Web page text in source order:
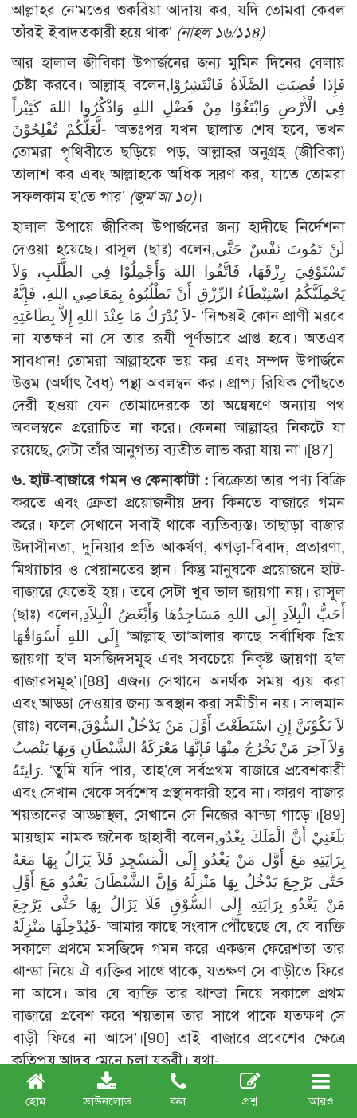
হোম ডাউনলোড কল প্রশ্ন আরও
আল্লাহর নে‘মতের শুকরিয়া আদায় কর, যদি তোমরা কেবল
তাঁরই ইবাদতকারী হয়ে থাক’ (নাহল ১৬/১১৪)।
আর হালাল জীবিকা উপার্জনের জন্য মুমিন দিনের বেলায়
চেষ্টা করবে। আল্লাহ বলেন,فَإِذَا قُضِيَتِ الصَّلَاةُ فَانْتَشِرُوْا
فِي الْأَرْضِ وَابْتَغُوْا مِنْ فَضْلِ اللهِ وَاذْكُرُوا اللهَ كَثِيْراً
لَّعَلَّكُمْ تُفْلِحُوْنَ- ‘অতঃপর যখন ছালাত শেষ হবে, তখন
তোমরা পৃথিবীতে ছড়িয়ে পড়, আল্লাহর অনুগ্রহ (জীবিকা)
তালাশ কর এবং আল্লাহকে অধিক স্মরণ কর, যাতে তোমরা
সফলকাম হ’তে পার’ (জুম‘আ ১০)।
হালাল উপায়ে জীবিকা উপার্জনের জন্য হাদীছে নির্দেশনা
দেওয়া হয়েছে। রাসূল (ছাঃ) বলেন,لَنْ تَمُوتَ نَفْسٌ حَتَّى
تَسْتَوْفِيَ رِزْقَهَا، فَاتَّقُوا اللهَ وَأَجْمِلُوْا فِي الطَّلَبِ، وَلاَ
يَحْمِلَنَّكُمُ اسْتِبْطَاءُ الرِّزْقِ أَنْ تَطْلُبُوهُ بِمَعَاصِي اللهِ، فَإِنَّهُ
لاَ يُدْرَكُ مَا عِنْدَ اللهِ إِلاَّ بِطَاعَتِهِ- ‘নিশ্চয়ই কোন প্রাণী মরবে
না যতক্ষণ না সে তার রূযী পূর্ণভাবে প্রাপ্ত হবে। অতএব
সাবধান! তোমরা আল্লাহকে ভয় কর এবং সম্পদ উপার্জনে
উত্তম (অর্থাৎ বৈধ) পন্থা অবলম্বন কর। প্রাপ্য রিযিক পৌঁছতে
দেরী হওয়া যেন তোমাদেরকে তা অন্বেষণে অন্যায় পথ
অবলম্বনে প্ররোচিত না করে। কেননা আল্লাহর নিকটে যা
রয়েছে, সেটা তাঁর আনুগত্য ব্যতীত লাভ করা যায় না’।[87]
৬. হাট-বাজারে গমন ও কেনাকাটা :বিক্রেতা তার পণ্য বিক্রি
করতে এবং ক্রেতা প্রয়োজনীয় দ্রব্য কিনতে বাজারে গমন
করে। ফলে সেখানে সবাই থাকে ব্যতিব্যস্ত। তাছাড়া বাজার
উদাসীনতা, দুনিয়ার প্রতি আকর্ষণ, ঝগড়া-বিবাদ, প্রতারণা,
মিথ্যাচার ও খেয়ানতের স্থান। কিন্তু মানুষকে প্রয়োজনে হাট-
বাজারে যেতেই হয়। তবে সেটা খুব ভাল জায়গা নয়। রাসূল
(ছাঃ) বলেন,أَحَبُّ الْبِلاَدِ إِلَى اللهِ مَسَاجِدُهَا وَأَبْغَضُ الْبِلاَدِ
إِلَى اللهِ أَسْوَاقُهَا ‘আল্লাহ তা‘আলার কাছে সর্বাধিক প্রিয়
জায়গা হ’ল মসজিদসমূহ এবং সবচেয়ে নিকৃষ্ট জায়গা হ’ল
বাজারসমূহ’।[88] এজন্য সেখানে অনর্থক সময় ব্যয় করা
এবং আড্ডা দেওয়ার জন্য অবস্থান করা সমীচীন নয়। সালমান
(রাঃ) বলেন,لاَ تَكُوْنَنَّ إِنِ اسْتَطَعْتَ أَوَّلَ مَنْ يَدْخُلُ السُّوْقَ
وَلاَ آخِرَ مَنْ يَخْرُجُ مِنْهَا فَإِنَّهَا مَعْرَكَةُ الشَّيْطَانِ وَبِهَا يَنْصِبُ
رَايَتَهُ. ‘তুমি যদি পার, তাহ’লে সর্বপ্রথম বাজারে প্রবেশকারী
এবং সেখান থেকে সর্বশেষ প্রস্থানকারী হবে না। কারণ বাজার
শয়তানের আড্ডাস্থল, সেখানে সে নিজের ঝান্ডা গাড়ে’।[89]
মায়ছাম নামক জনৈক ছাহাবী বলেন,بَلَغَنِيْ أَنَّ الْمَلَكَ يَغْدُو
بِرَايَتِهِ مَعَ أَوَّلِ مَنْ يَغْدُو إِلَى الْمَسْجِدِ فَلاَ يَزَالُ بِهَا مَعَهُ
حَتَّى يَرْجِعَ يَدْخُلُ بِهَا مَنْزِلَهُ وَإِنَّ الشَّيْطَانَ يَغْدُو مَعَ أَوَّلِ
مَنْ يَغْدُو بِرَايَتِهِ إِلَى السُّوْقِ فَلَا يَزَالُ بِهَا حَتَّى يَرْجِعَ
فَيُدْخِلَهَا مَنْزِلَهُ- ‘আমার কাছে সংবাদ পৌঁছেছে যে, যে ব্যক্তি
সকালে প্রথমে মসজিদে গমন করে একজন ফেরেশতা তার
ঝান্ডা নিয়ে ঐ ব্যক্তির সাথে থাকে, যতক্ষণ সে বাড়ীতে ফিরে
না আসে। আর যে ব্যক্তি তার ঝান্ডা নিয়ে সকালে প্রথম
বাজারে প্রবেশ করে শয়তান তার সাথে থাকে যতক্ষণ সে
বাড়ী ফিরে না আসে’।[90] তাই বাজারে প্রবেশের ক্ষেত্রে
কতিপয় আদব মেনে চলা যরূরী। যথা-
১. আল্লাহর যিকর করা। রাসূল (ছাঃ) বলেন, ‘যে ব্যক্তি
বাজারে প্রবেশ করে বলবে,لاَ إِلَهَ إِلاَّ اللهُ وَحْدَهُ لاَ شَرِيكَ لَهُ